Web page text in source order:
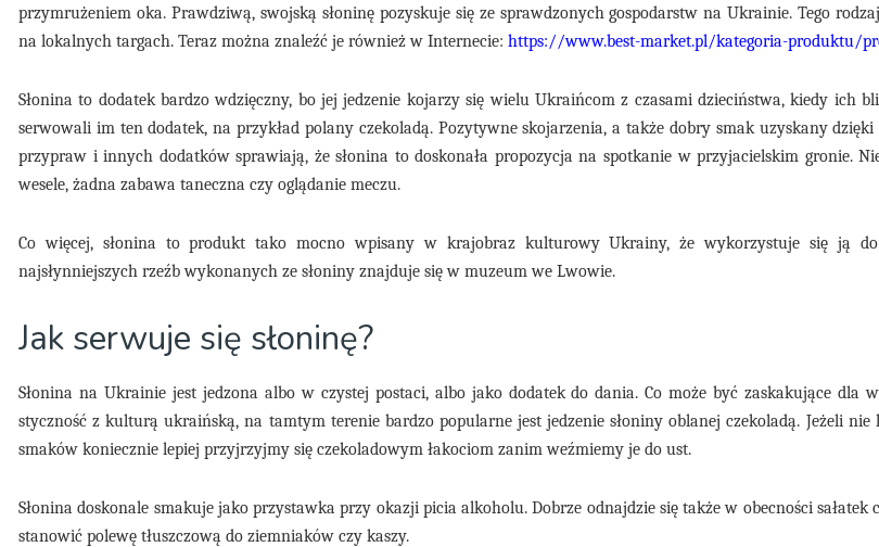
przymrużeniem oka. Prawdziwą, swojską słoninę pozyskuje się ze sprawdzonych gospodarstw na Ukrainie. Tego
na lokalnych targach. Teraz można znaleźć je również w Internecie: https://www.best-market.pl/kategoria-produktu/
Słonina to dodatek bardzo wdzięczny, bo jej jedzenie kojarzy się wielu Ukraińcom z czasami dzieciństwa, kiedy ich
serwowali im ten dodatek, na przykład polany czekoladą. Pozytywne skojarzenia, a także dobry smak uzyskany dzięki
przypraw i innych dodatków sprawiają, że słonina to doskonała propozycja na spotkanie w przyjacielskim gronie.
wesele, żadna zabawa taneczna czy oglądanie meczu.
Co więcej, słonina to produkt tako mocno wpisany w krajobraz kulturowy Ukrainy, że wykorzystuje się ją
najsłynniejszych rzeźb wykonanych ze słoniny znajduje się w muzeum we Lwowie.
Jak serwuje się słoninę?
Słonina na Ukrainie jest jedzona albo w czystej postaci, albo jako dodatek do dania. Co może być zaskakujące dla
styczność z kulturą ukraińską, na tamtym terenie bardzo popularne jest jedzenie słoniny oblanej czekoladą. Jeżeli nie
smaków koniecznie lepiej przyjrzyjmy się czekoladowym łakociom zanim weźmiemy je do ust.
Słonina doskonale smakuje jako przystawka przy okazji picia alkoholu. Dobrze odnajdzie się także w obecności sałatek
stanowić polewę tłuszczową do ziemniaków czy kaszy.